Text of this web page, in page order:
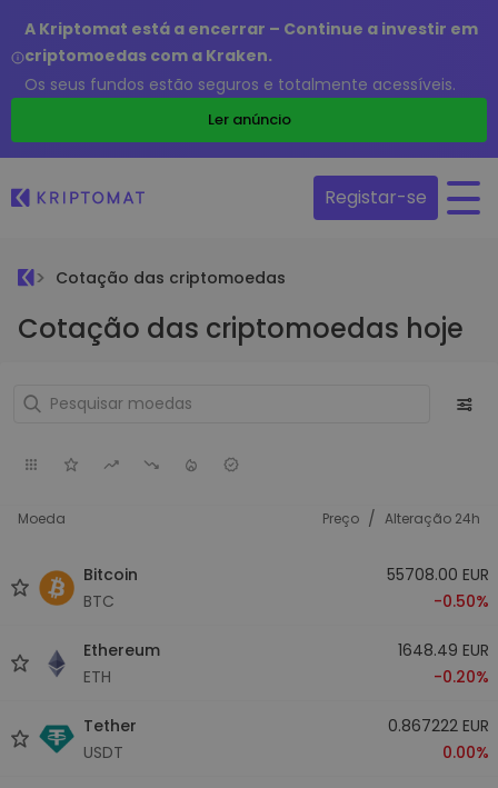
A Kriptomat está a encerrar – Continue a investir em
criptomoedas com a Kraken.
Os seus fundos estão seguros e totalmente acessíveis.
Ler anúncio
Registar-se
Cotação das criptomoedas
Cotação das criptomoedas hoje
Moeda Preço / Alteração 24h
Bitcoin
BTC
55708.00 EUR
-0.50%
Ethereum
ETH
1648.49 EUR
-0.20%
Tether
USDT
0.867222 EUR
0.00%